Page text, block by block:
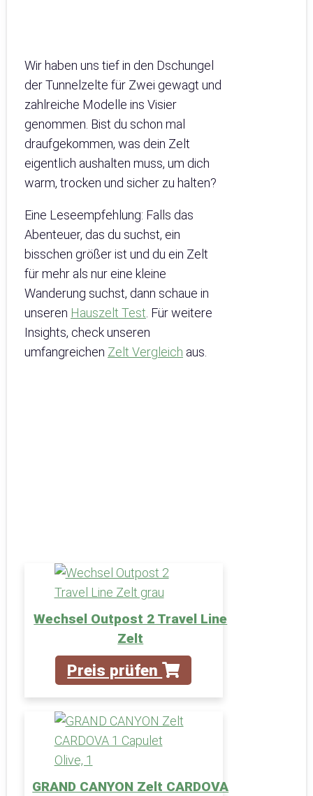
Wir haben uns tief in den Dschungel
der Tunnelzelte für Zwei gewagt und
zahlreiche Modelle ins Visier
genommen. Bist du schon mal
draufgekommen, was dein Zelt
eigentlich aushalten muss, um dich
warm, trocken und sicher zu halten?
Eine Leseempfehlung: Falls das
Abenteuer, das du suchst, ein
bisschen größer ist und du ein Zelt
für mehr als nur eine kleine
Wanderung suchst, dann schaue in
unseren Hauszelt Test. Für weitere
Insights, check unseren
umfangreichen Zelt Vergleich aus.
Wechsel Outpost 2 Travel Line
Zelt
Preis prüfen
GRAND CANYON Zelt CARDOVA